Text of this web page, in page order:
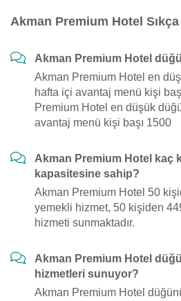
Akman Premium Hotel
Akman Premium Hotel
Akman Premium Hotel en
hafta içi avantaj menü kişi
Premium Hotel en düşük
avantaj menü kişi başı 1500
Akman Premium Hotel kaç
kapasitesine sahip?
Akman Premium Hotel 50
yemekli hizmet, 50 kişiden
hizmeti sunmaktadır.
Akman Premium Hotel
hizmetleri sunuyor?
Akman Premium Hotel